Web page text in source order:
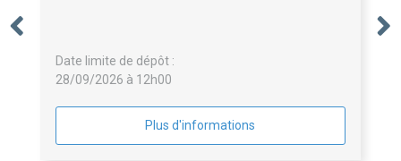
Date limite de dépôt :
28/09/2026 à 12h00
Plus d'informations